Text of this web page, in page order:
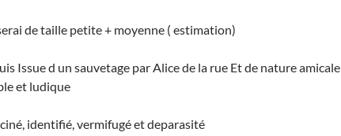
de taille petite + moyenne ( estimation)
Issue d un sauvetage par Alice de la rue Et de nature amicale
et ludique
identifié, vermifugé et deparasité